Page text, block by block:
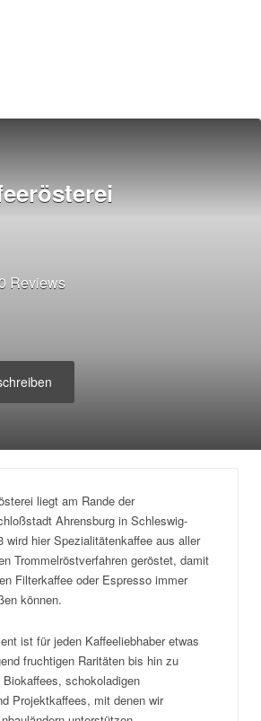
Reviews
liegt am Rande der
Ahrensburg in Schleswig-
wird hier Spezialitätenkaffee aus aller
Trommelröstverfahren geröstet, damit
Filterkaffee oder Espresso immer
können.
ist für jeden Kaffeeliebhaber etwas
fruchtigen Raritäten bis hin zu
schokoladigen
Projektkaffees, mit denen wir